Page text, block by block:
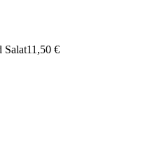
Salat11,50 €